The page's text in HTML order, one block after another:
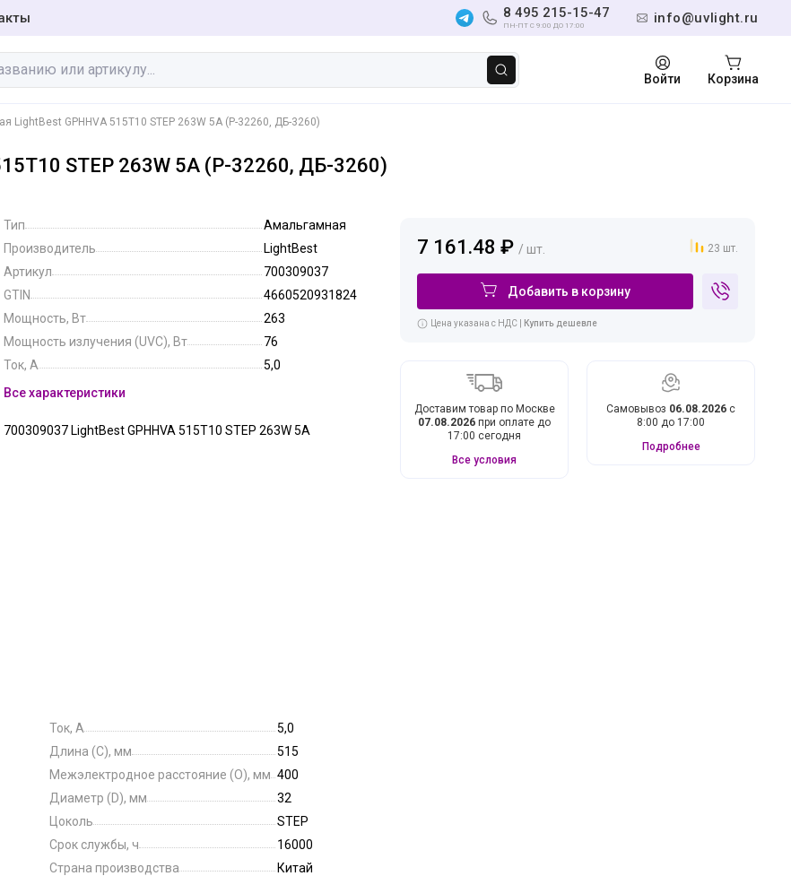
info@uvlight.ru
8 495 215-15-47
ПН-ПТ С 9:00 ДО 17:00
лампы
лампы
Специальные
лампы
Фото-кино лампы
Войти Корзина
LightBest GPHHVA 515T10 STEP 263W 5A (P-32260, ДБ-3260)
STEP 263W 5A (P-32260, ДБ-3260)
Тип
Амальгамная
Производитель
LightBest
Артикул
700309037
GTIN
4660520931824
Мощность, Вт
263
Мощность излучения (UVC), Вт
76
Ток, А
5,0
Все характеристики
700309037 LightBest GPHHVA 515T10 STEP 263W 5A
Ток, А
5,0
Длина (C), мм
515
Межэлектродное расстояние (O), мм 400
Диаметр (D), мм
32
Цоколь
STEP
Срок службы, ч
16000
Страна производства
Китай
23 шт.
7 161.48 ₽ / шт.
Добавить в корзину
Цена указана с НДС | Купить дешевле
Доставим товар по Москве
07.08.2026 при оплате до
17:00 сегодня
Все условия
Самовывоз 06.08.2026 с
8:00 до 17:00
Подробнее